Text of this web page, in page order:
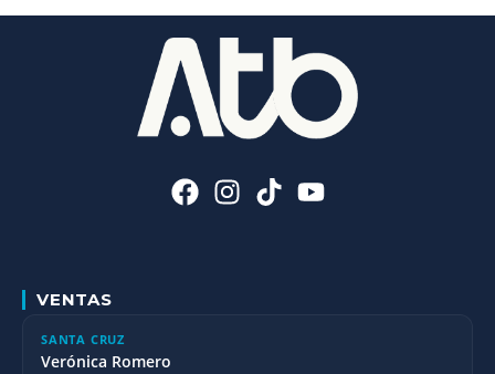
VENTAS
SANTA CRUZ
Verónica Romero